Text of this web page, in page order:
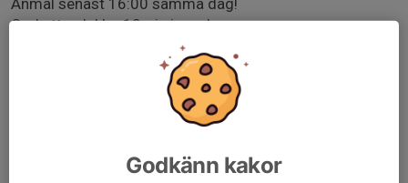
Anmäl senast 16:00 samma dag!
Ombytt och klar 10min innan!
Godkänn kakor